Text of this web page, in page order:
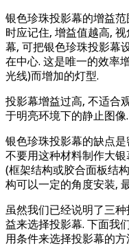
银色珍珠投影幕的增益
时应记住, 增益值越高,
幕, 可把银色珍珠投影幕
在中心. 这是唯一的效率
光线)而增加的灯型.
投影幕增益过高, 不适合
于明亮环境下的静止图像.
银色珍珠投影幕的缺点
不要用这种材料制作大
(框架结构或胶合面板结
构可以一定的角度安装,
虽然我们已经说明了三
益来选择投影幕. 下面我
用条件来选择投影幕的方